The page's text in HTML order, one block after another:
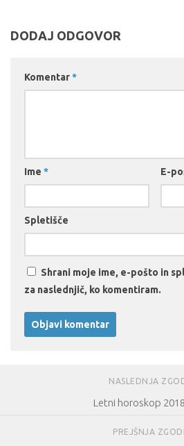
DODAJ ODGOVOR
Komentar*
Ime * E-
Spletišče
Shrani moje ime, e-pošto in
za naslednjič, ko komentiram.
NASLEDNJA
Letni horoskop
PREJŠNJA